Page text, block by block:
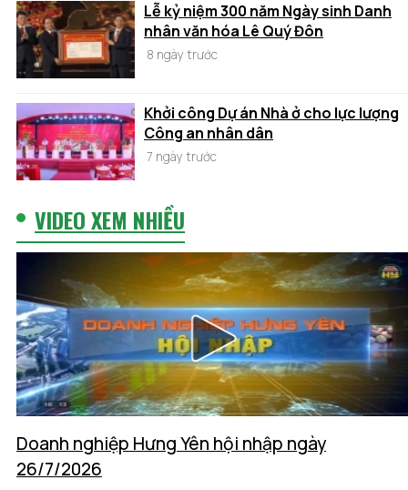
Lễ kỷ niệm 300 năm Ngày sinh Danh
nhân văn hóa Lê Quý Đôn
8 ngày trước
Khởi công Dự án Nhà ở cho lực lượng
Công an nhân dân
7 ngày trước
VIDEO XEM NHIỀU
Doanh nghiệp Hưng Yên hội nhập ngày
26/7/2026